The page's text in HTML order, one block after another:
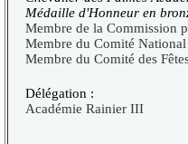
Médaille d'Honneur en
Membre de la Commission
Membre du Comité
Membre du Comité des
Délégation :
Académie Rainier III